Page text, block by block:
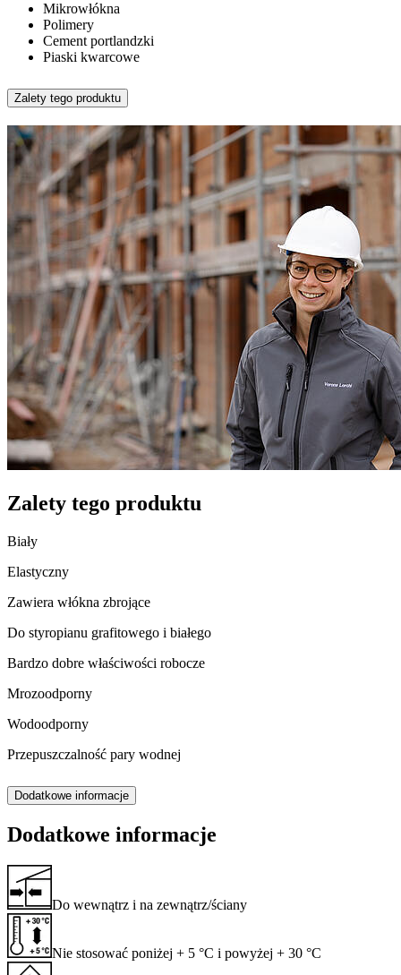
Mikrowłókna
Polimery
Cement portlandzki
Piaski kwarcowe
Zalety tego produktu
Zalety tego produktu
Biały
Elastyczny
Zawiera włókna zbrojące
Do styropianu grafitowego i białego
Bardzo dobre właściwości robocze
Mrozoodporny
Wodoodporny
Przepuszczalność pary wodnej
Dodatkowe informacje
Dodatkowe informacje
Do wewnątrz i na zewnątrz/ściany
Nie stosować poniżej + 5 °C i powyżej + 30 °C